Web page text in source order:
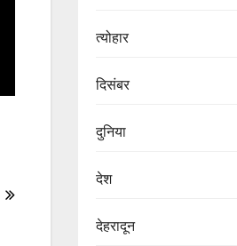
त्योहार
दिसंबर
दुनिया
देश
देहरादून